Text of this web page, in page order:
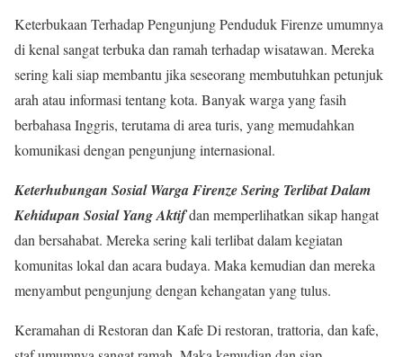
Keterbukaan Terhadap Pengunjung Penduduk Firenze umumnya
di kenal sangat terbuka dan ramah terhadap wisatawan. Mereka
sering kali siap membantu jika seseorang membutuhkan petunjuk
arah atau informasi tentang kota. Banyak warga yang fasih
berbahasa Inggris, terutama di area turis, yang memudahkan
komunikasi dengan pengunjung internasional.
Keterhubungan Sosial Warga Firenze Sering Terlibat Dalam
Kehidupan Sosial Yang Aktifdan memperlihatkan sikap hangat
dan bersahabat. Mereka sering kali terlibat dalam kegiatan
komunitas lokal dan acara budaya. Maka kemudian dan mereka
menyambut pengunjung dengan kehangatan yang tulus.
Keramahan di Restoran dan Kafe Di restoran, trattoria, dan kafe,